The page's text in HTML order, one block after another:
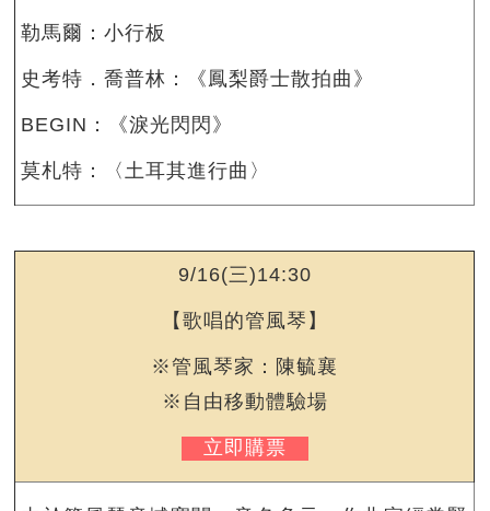
勒馬爾：小行板
史考特．喬普林：《鳳梨爵士散拍曲》
BEGIN：《淚光閃閃》
莫札特：〈土耳其進行曲〉
9/16(三)14:30
【歌唱的管風琴】
※管風琴家：陳毓襄
※自由移動體驗場
立即購票